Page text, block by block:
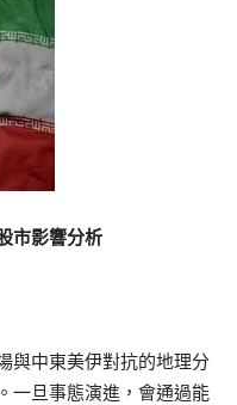
市影響分析
與中東美伊對抗的地理分
一旦事態演進，會通過能